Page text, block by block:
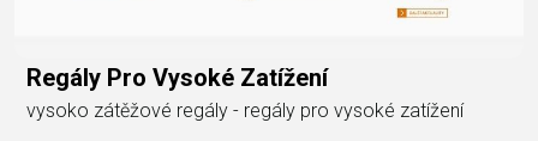
Regály Pro Vysoké Zatížení
vysoko zátěžové regály - regály pro vysoké zatížení